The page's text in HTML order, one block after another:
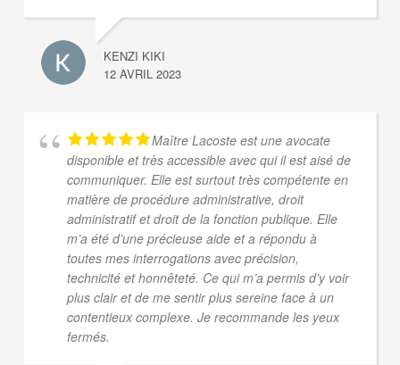
KENZI KIKI
12 AVRIL 2023
Maître Lacoste est une avocate
disponible et très accessible avec qui il est aisé de
communiquer. Elle est surtout très compétente en
matière de procédure administrative, droit
administratif et droit de la fonction publique. Elle
m’a été d’une précieuse aide et a répondu à
toutes mes interrogations avec précision,
technicité et honnêteté. Ce qui m’a permis d’y voir
plus clair et de me sentir plus sereine face à un
contentieux complexe. Je recommande les yeux
fermés.